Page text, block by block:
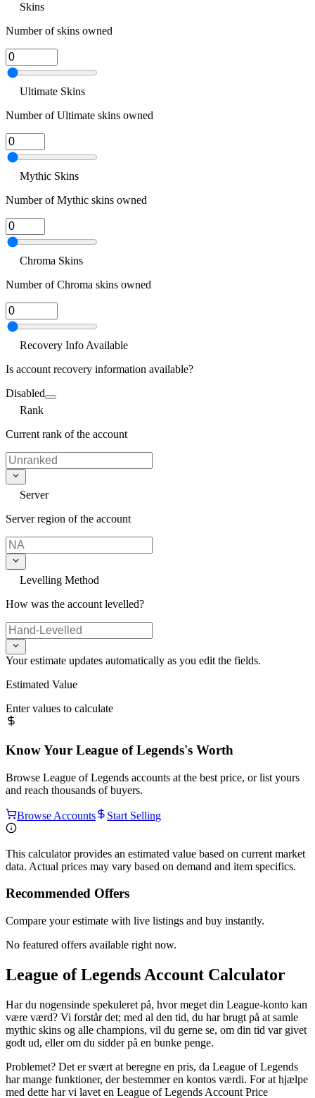
Skins
Number of skins owned
Ultimate Skins
Number of Ultimate skins owned
Mythic Skins
Number of Mythic skins owned
Chroma Skins
Number of Chroma skins owned
Recovery Info Available
Is account recovery information available?
Disabled
Rank
Current rank of the account
Server
Server region of the account
Levelling Method
How was the account levelled?
Your estimate updates automatically as you edit the fields.
Estimated Value
Enter values to calculate
Know Your League of Legends's Worth
Browse League of Legends accounts at the best price, or list yours
and reach thousands of buyers.
Browse Accounts Start Selling
This calculator provides an estimated value based on current market
data. Actual prices may vary based on demand and item specifics.
Recommended Offers
Compare your estimate with live listings and buy instantly.
No featured offers available right now.
League of Legends Account Calculator
Har du nogensinde spekuleret på, hvor meget din League-konto kan
være værd? Vi forstår det; med al den tid, du har brugt på at samle
mythic skins og alle champions, vil du gerne se, om din tid var givet
godt ud, eller om du sidder på en bunke penge.
Problemet? Det er svært at beregne en pris, da League of Legends
har mange funktioner, der bestemmer en kontos værdi. For at hjælpe
med dette har vi lavet en League of Legends Account Price